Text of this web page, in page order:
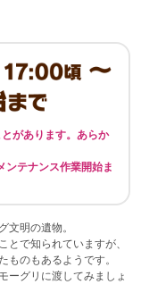
があります。あらか
テナンス作業開始ま
文明の遺物。
で知られていますが、
ものもあるようです。
ーグリに渡してみましょ